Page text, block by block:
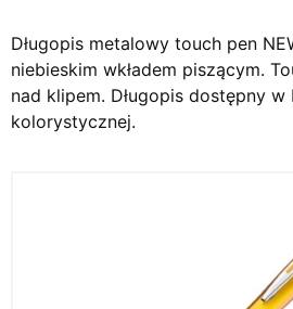
Długopis metalowy touch pen
niebieskim wkładem piszącym.
nad klipem. Długopis dostępny
kolorystycznej.